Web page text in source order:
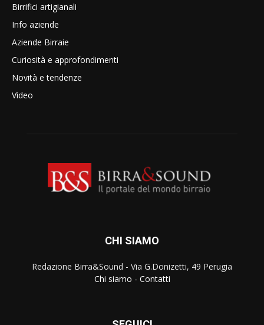
Birrifici artigianali
Info aziende
Aziende Birraie
Curiosità e approfondimenti
Novità e tendenze
Video
CHI SIAMO
Redazione Birra&Sound - Via G.Donizetti, 49 Perugia
Chi siamo - Contatti